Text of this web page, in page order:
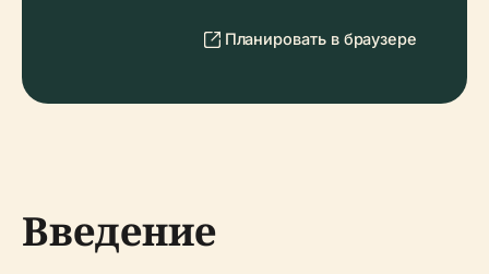
Планировать в браузере
Введение